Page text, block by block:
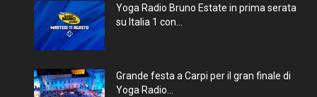
Yoga Radio Bruno Estate in prima serata
su Italia 1 con...
Grande festa a Carpi per il gran finale di
Yoga Radio...